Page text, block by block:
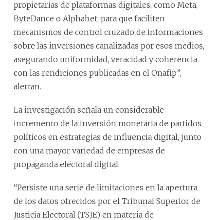
propietarias de plataformas digitales, como Meta,
ByteDance o Alphabet, para que faciliten
mecanismos de control cruzado de informaciones
sobre las inversiones canalizadas por esos medios,
asegurando uniformidad, veracidad y coherencia
con las rendiciones publicadas en el Onafip”,
alertan.
La investigación señala un considerable
incremento de la inversión monetaria de partidos
políticos en estrategias de influencia digital, junto
con una mayor variedad de empresas de
propaganda electoral digital.
“Persiste una serie de limitaciones en la apertura
de los datos ofrecidos por el Tribunal Superior de
Justicia Electoral (TSJE) en materia de